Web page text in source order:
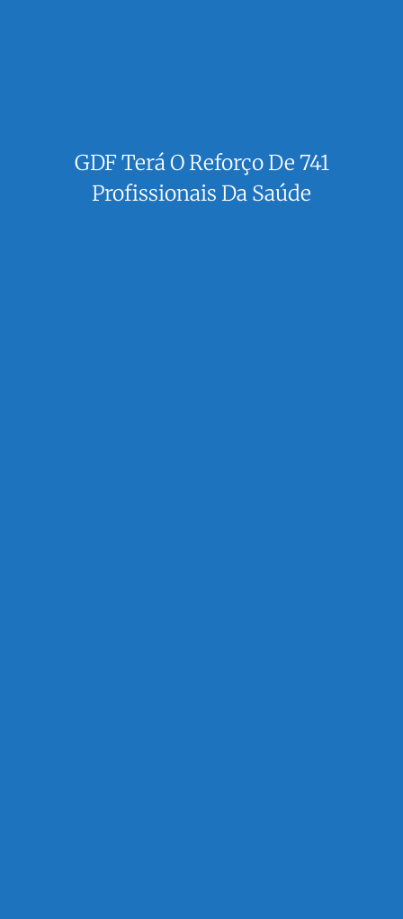
GDF Terá O Reforço De 741
Profissionais Da Saúde